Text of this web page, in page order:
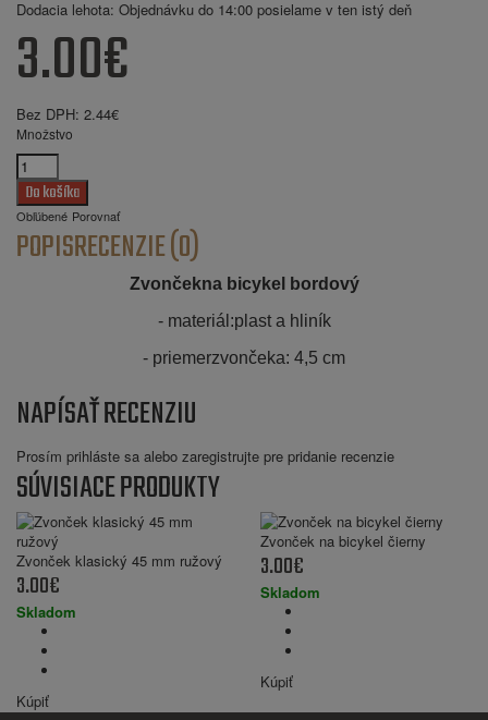
Dodacia lehota: Objednávku do 14:00 posielame v ten istý deň
3.00€
Bez DPH: 2.44€
Množstvo
Obľúbené Porovnať
POPISRECENZIE (0)
Zvončekna bicykel bordový
- materiál:plast a hliník
- priemerzvončeka: 4,5 cm
NAPÍSAŤ RECENZIU
Prosím prihláste sa alebo zaregistrujte pre pridanie recenzie
SÚVISIACE PRODUKTY
Zvonček klasický 45 mm ružový
3.00€
Skladom
Kúpiť
Zvonček na bicykel čierny
3.00€
Skladom
Kúpiť